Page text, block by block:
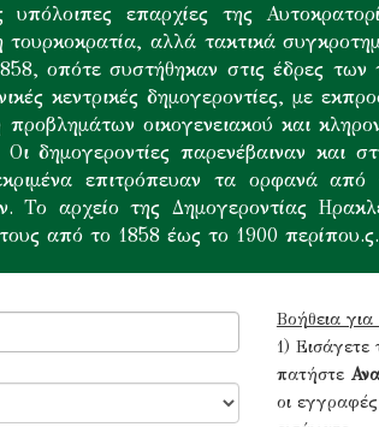
επαρχίες της
αλλά τακτικά
οπότε συστήθηκαν στις έδρες
κεντρικές δημογεροντίες, με
οικογενειακού και
δημογεροντίες παρενέβαιναν και
επιτρόπευαν τα ορφανά
Το αρχείο της Δημογεροντίας
από το 1858 έως το 1900 περίπου.ς.
Βοήθεια
1) Εισάγετε
πατήστε
οι